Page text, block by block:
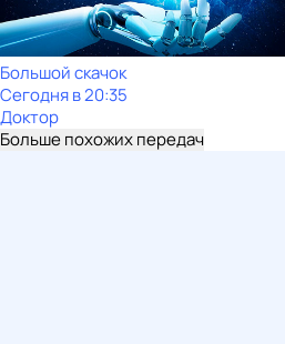
Большой скачок
Сегодня в 20:35
Доктор
Больше похожих передач